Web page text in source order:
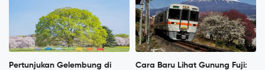
Pertunjukan Gelembung di
Cara Baru Lihat Gunung Fuji: